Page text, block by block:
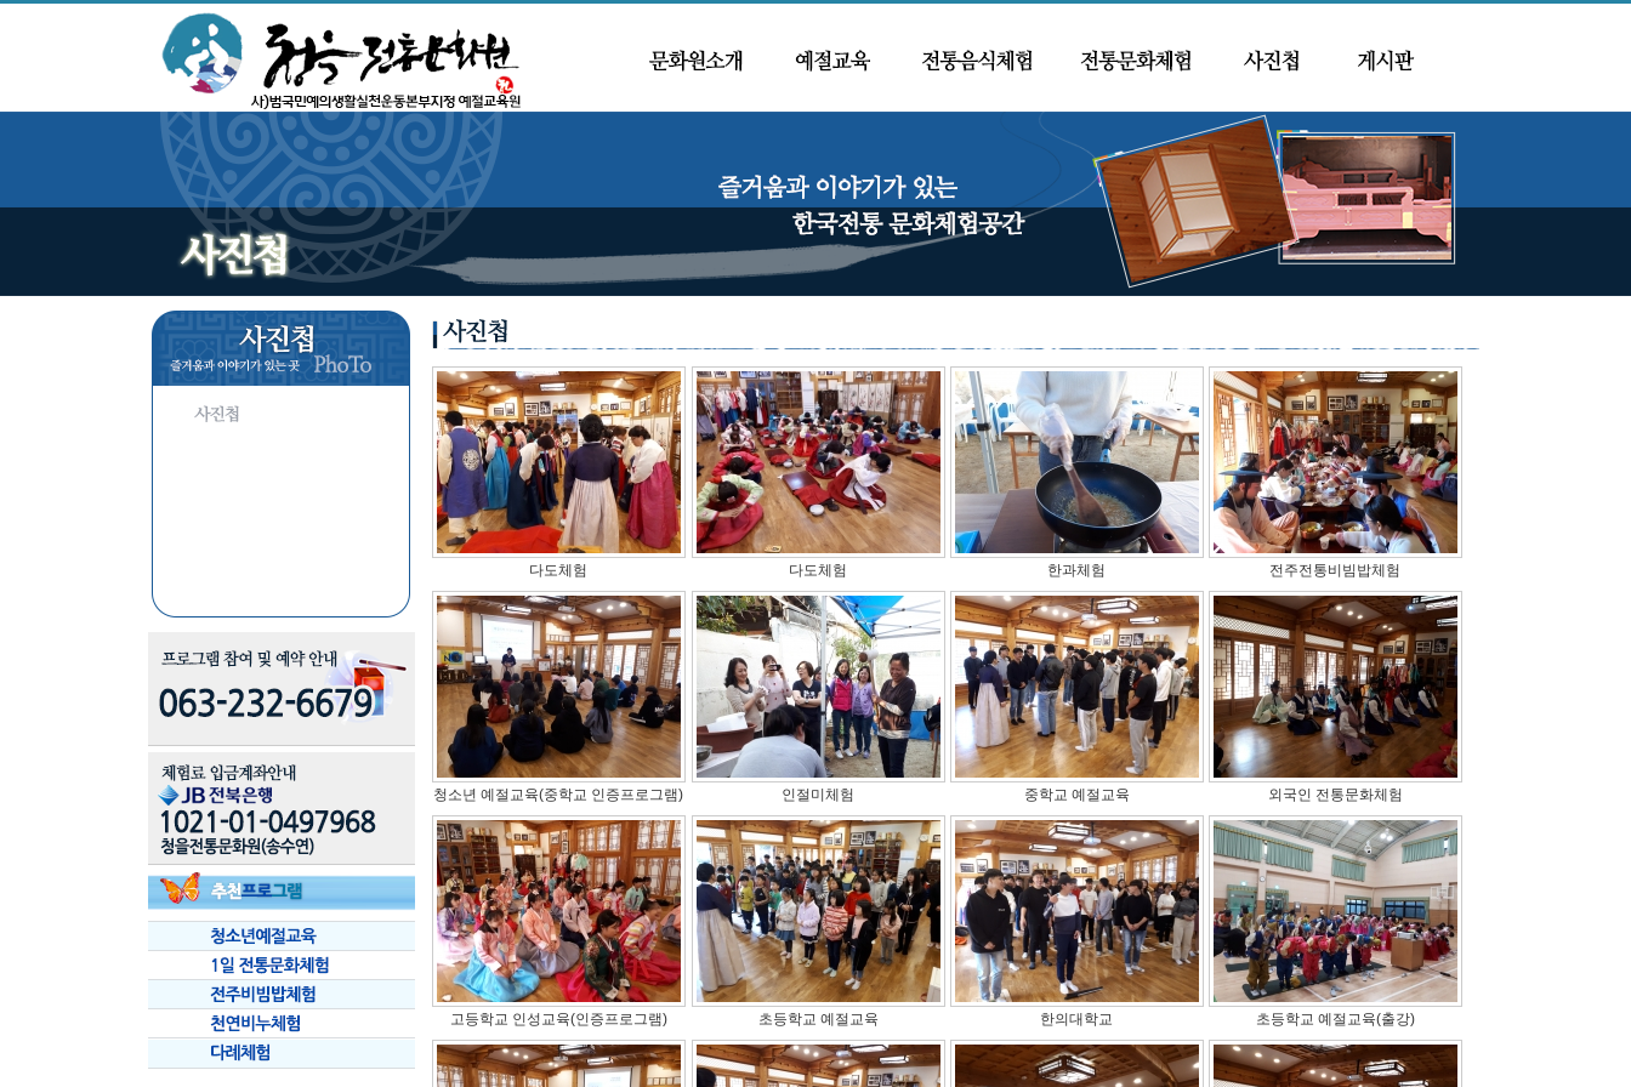
다도체험 다도체험 한과체험 전주전통비빔밥체험
청소년 예절교육(중학교 인증프로그램) 인절미체험 중학교 예절교육 외국인 전통문화체험
고등학교 인성교육(인증프로그램) 초등학교 예절교육 한의대학교 초등학교 예절교육(출강)